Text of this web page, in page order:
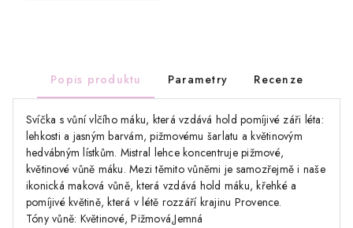
Popis produktu Parametry Recenze
Svíčka s vůní vlčího máku, která vzdává hold pomíjivé záři léta:
lehkosti a jasným barvám, pižmovému šarlatu a květinovým
hedvábným lístkům. Mistral lehce koncentruje pižmové,
květinové vůně máku. Mezi těmito vůněmi je samozřejmě i naše
ikonická maková vůně, která vzdává hold máku, křehké a
pomíjivé květině, která v létě rozzáří krajinu Provence.
Tóny vůně: Květinové, Pižmová,Jemná